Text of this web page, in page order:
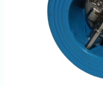
Купить как физ. лицо
Купить как юр. лицо
Запросить КП
Запросить Счёт